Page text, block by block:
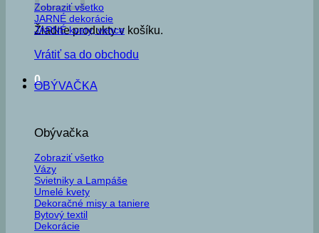
Žiadne produkty v košíku.
Vrátiť sa do obchodu
0
Zobraziť všetko
JARNÉ dekorácie
JARNÉ kvety, vence
OBÝVAČKA
Obývačka
Zobraziť všetko
Vázy
Svietniky a Lampáše
Umelé kvety
Dekoračné misy a taniere
Bytový textil
Dekorácie